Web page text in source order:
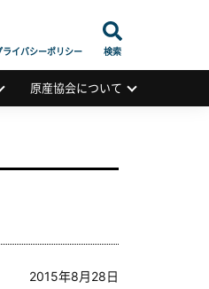
ライバシーポリシー 検索
原産協会について
2015年8月28日